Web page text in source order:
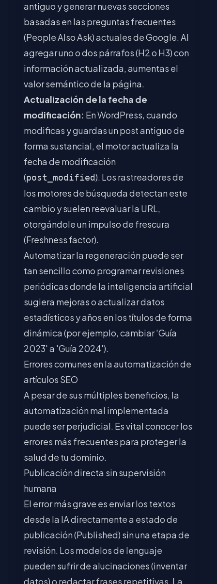
antiguo y generar nuevas secciones
basadas en las preguntas frecuentes
(People Also Ask) actuales de Google. Al
agregar uno o dos párrafos (H2 o H3) con
información actualizada, aumentas el
valor semántico de la página.
Actualización de la fecha de
modificación: En WordPress, cuando
modificas y guardas un post antiguo de
forma sustancial, el motor actualiza la
fecha de modificación
(post_modified). Los rastreadores de
los motores de búsqueda detectan este
cambio y suelen reevaluar la URL,
otorgándole un impulso de frescura
(Freshness factor).
Automatizar la regeneración puede ser
tan sencillo como programar revisiones
periódicas donde la inteligencia artificial
sugiera mejoras o actualizar datos
estadísticos y años en los títulos de forma
dinámica (por ejemplo, cambiar 'Guía
2023' a 'Guía 2024').
Errores comunes en la automatización de
artículos SEO
A pesar de sus múltiples beneficios, la
automatización mal implementada
puede ser perjudicial. Es vital conocer los
errores más frecuentes para proteger la
salud de tu dominio.
Publicación directa sin supervisión
humana
El error más grave es enviar los textos
desde la IA directamente a estado de
publicación (Published) sin una etapa de
revisión. Los modelos de lenguaje
pueden sufrir de alucinaciones (inventar
datos) o redactar frases repetitivas. La